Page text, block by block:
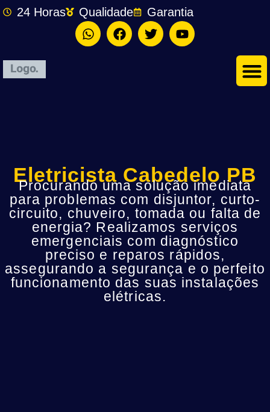
24 Horas Qualidade Garantia
Eletricista Cabedelo PB
Procurando uma solução imediata
para problemas com disjuntor, curto-
circuito, chuveiro, tomada ou falta de
energia? Realizamos serviços
emergenciais com diagnóstico
preciso e reparos rápidos,
assegurando a segurança e o perfeito
funcionamento das suas instalações
elétricas.